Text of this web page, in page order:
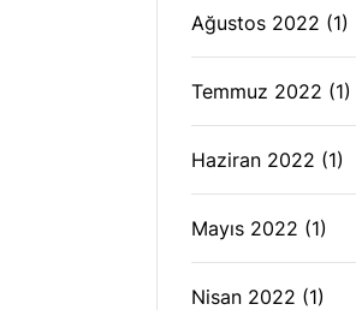
Ağustos 2022 (1)
Temmuz 2022 (1)
Haziran 2022 (1)
Mayıs 2022 (1)
Nisan 2022 (1)